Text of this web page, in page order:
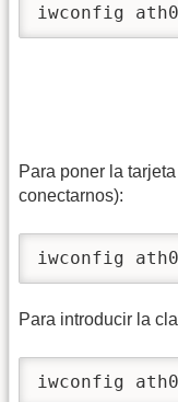
iwconfig
Para poner la
conectarnos):
iwconfig ath0
Para introducir la
iwconfig